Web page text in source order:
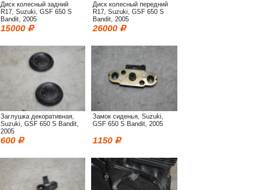
Диск колесный задний
R17, Suzuki, GSF 650 S
Bandit, 2005
15000
Диск колесный передний
R17, Suzuki, GSF 650 S
Bandit, 2005
26000
Заглушка декоративная,
Suzuki, GSF 650 S Bandit,
2005
600
Замок сиденья, Suzuki,
GSF 650 S Bandit, 2005
1150